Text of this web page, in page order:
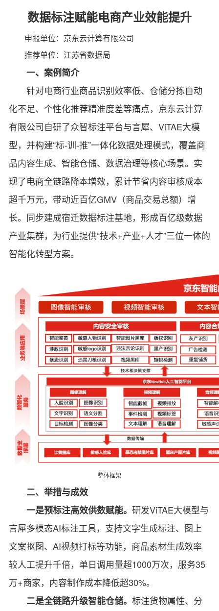
数据标注赋能电商产业效能提升
申报单位：京东云计算有限公司
推荐单位：江苏省数据局
一、案例简介
针对电商行业商品识别效率低、仓储分拣自动
化不足、个性化推荐精准度差等痛点，京东云计算
有限公司自研了众智标注平台与言犀、ViTAE大模
型，并构建“标-训-推”一体化数据处理模式，覆盖商
品内容生成、智能仓储、数据治理等核心场景。实
现了电商全链路降本增效，累计节省内容审核成本
超千万元，带动近百亿GMV（商品交易总额）增
长。同步建成宿迁数据标注基地，形成百亿级数据
产业集群，为行业提供“技术+产业+人才”三位一体的
智能化转型方案。
整体框架
二、举措与成效
一是预标注高效供数赋能。 研发ViTAE大模型与
言犀多模态AI标注工具，支持文字生成标注、图上
文案抠图、AI视频打标等功能，商品素材生成效率
较人工提升千倍，单日调用量超1000万次，服务35
万+商家，内容制作成本降低超30%。
二是全链路升级智能仓储。 标注货物属性、分